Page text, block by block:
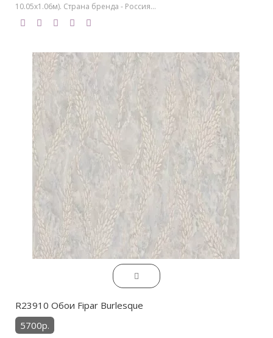
10.05х1.06м). Страна бренда - Россия...
R23910 Обои Fipar Burlesque
5700р.